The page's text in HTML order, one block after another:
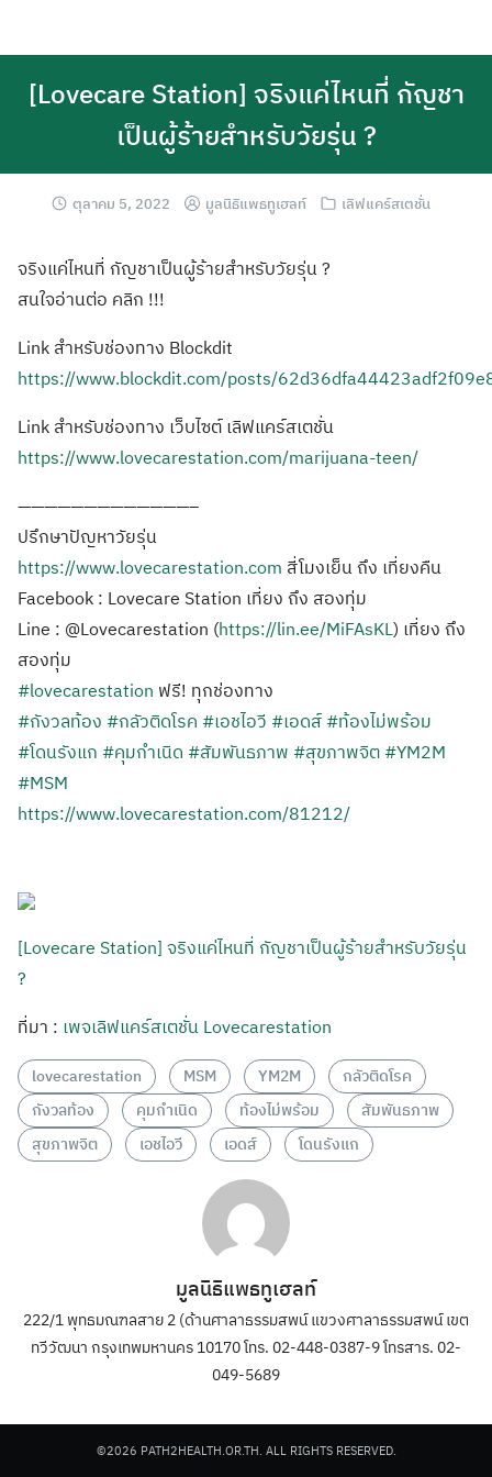
[Lovecare Station] จริงแค่ไหนที่ กัญชา
เป็นผู้ร้ายสำหรับวัยรุ่น ?
ตุลาคม 5, 2022 มูลนิธิแพธทูเฮลท์ เลิฟแคร์สเตชั่น
จริงแค่ไหนที่ กัญชาเป็นผู้ร้ายสำหรับวัยรุ่น ?
สนใจอ่านต่อ คลิก !!!
Link สำหรับช่องทาง Blockdit
https://www.blockdit.com/posts/
Link สำหรับช่องทาง เว็บไซต์ เลิฟแคร์สเตชั่น
https://www.lovecarestation.com/marijuana-teen/
—————————————–
ปรึกษาปัญหาวัยรุ่น
https://www.lovecarestation.com สี่โมงเย็น ถึง เที่ยงคืน
Facebook : Lovecare Station เที่ยง ถึง สองทุ่ม
Line : @Lovecarestation (https://lin.ee/MiFAsKL) เที่ยง ถึง
สองทุ่ม
#lovecarestation ฟรี! ทุกช่องทาง
#กังวลท้อง #กลัวติดโรค #เอชไอวี #เอดส์ #ท้องไม่พร้อม
#โดนรังแก #คุมกำเนิด #สัมพันธภาพ #สุขภาพจิต #YM2M
#MSM
https://www.lovecarestation.com/81212/
[Lovecare Station] จริงแค่ไหนที่ กัญชาเป็นผู้ร้ายสำหรับวัยรุ่น
?
ที่มา : เพจเลิฟแคร์สเตชั่น Lovecarestation
lovecarestation MSM YM2M
กลัวติดโรค
กังวลท้อง
คุมกำเนิด ท้องไม่พร้อม
สัมพันธภาพ
สุขภาพจิต
เอชไอวี เอดส์ โดนรังแก
มูลนิธิแพธทูเฮลท์
222/1 พุทธมณฑลสาย 2 (ด้านศาลาธรรมสพน์ แขวงศาลาธรรมสพน์ เขต
ทวีวัฒนา กรุงเทพมหานคร 10170 โทร. 02-448-0387-9 โทรสาร. 02-
049-5689
©2026 PATH2HEALTH.OR.TH. ALL RIGHTS RESERVED.